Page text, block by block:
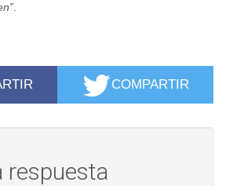
COMPARTIR
respuesta